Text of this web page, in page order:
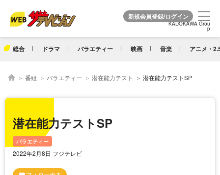
KADOKAWA Grou
p
総合 ドラマ バラエティー 映画 音楽 アニメ・
KADOKAWA Grou
p
番組 バラエティー 潜在能力テスト 潜在能力テストSP
潜在能力テストSP
バラエティー
2022年2月8日 フジテレビ